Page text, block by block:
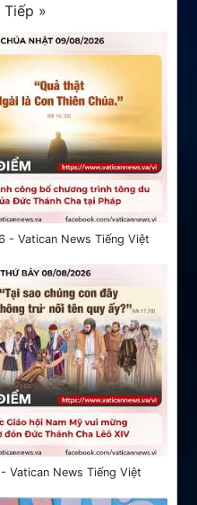
Tiếp »
- Vatican News Tiếng Việt
Vatican News Tiếng Việt